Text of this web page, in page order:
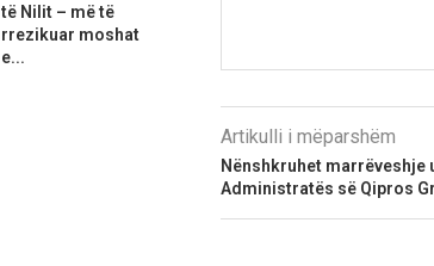
Artikulli i mëparshëm
Nënshkruhet marrëveshje
Administratës së Qipros
të Nilit – më të
rrezikuar moshat
e...